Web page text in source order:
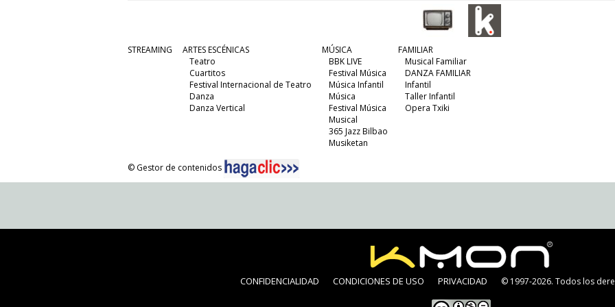
STREAMING
ARTES ESCÉNICAS
Teatro
Cuartitos
Festival Internacional de Teatro
Danza
Danza Vertical
MÚSICA
BBK LIVE
Festival Música
Música Infantil
Música
Festival Música
Musical
365 Jazz Bilbao
Musiketan
FAMILIAR
Musical Familiar
DANZA FAMILIAR
Infantil
Taller Infantil
Opera Txiki
© Gestor de contenidos
CONFIDENCIALIDAD CONDICIONES DE USO PRIVACIDAD © 1997-2026. Todos los